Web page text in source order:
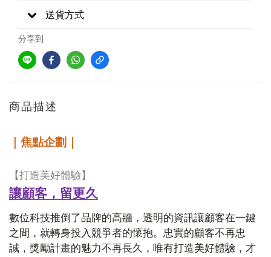
送貨方式
分享到
商品描述
｜焦點企劃｜
【打造美好體驗】
讓顧客，留更久
數位科技推倒了品牌的高牆，透明的資訊讓顧客在一鍵
之間，就轉身投入競爭者的懷抱。忠實的顧客不再忠
誠，獎勵計畫的魅力不再長久，唯有打造美好體驗，才